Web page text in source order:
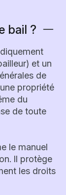
bail ?
et un
de
propriété
du
de toute
le manuel
Il protège
les droits